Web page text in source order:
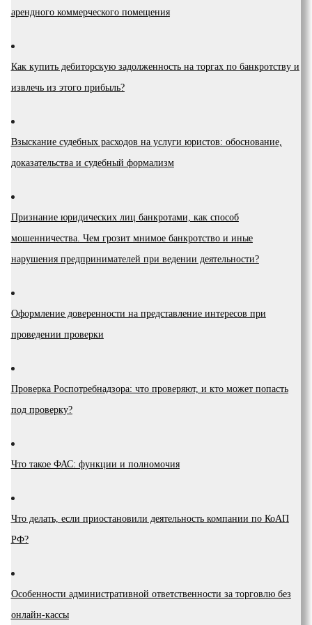
арендного коммерческого помещения
Как купить дебиторскую задолженность на торгах по банкротству и
извлечь из этого прибыль?
Взыскание судебных расходов на услуги юристов: обоснование,
доказательства и судебный формализм
Признание юридических лиц банкротами, как способ
мошенничества. Чем грозит мнимое банкротство и иные
нарушения предпринимателей при ведении деятельности?
Оформление доверенности на представление интересов при
проведении проверки
Проверка Роспотребнадзора: что проверяют, и кто может попасть
под проверку?
Что такое ФАС: функции и полномочия
Что делать, если приостановили деятельность компании по КоАП
РФ?
Особенности административной ответственности за торговлю без
онлайн-кассы